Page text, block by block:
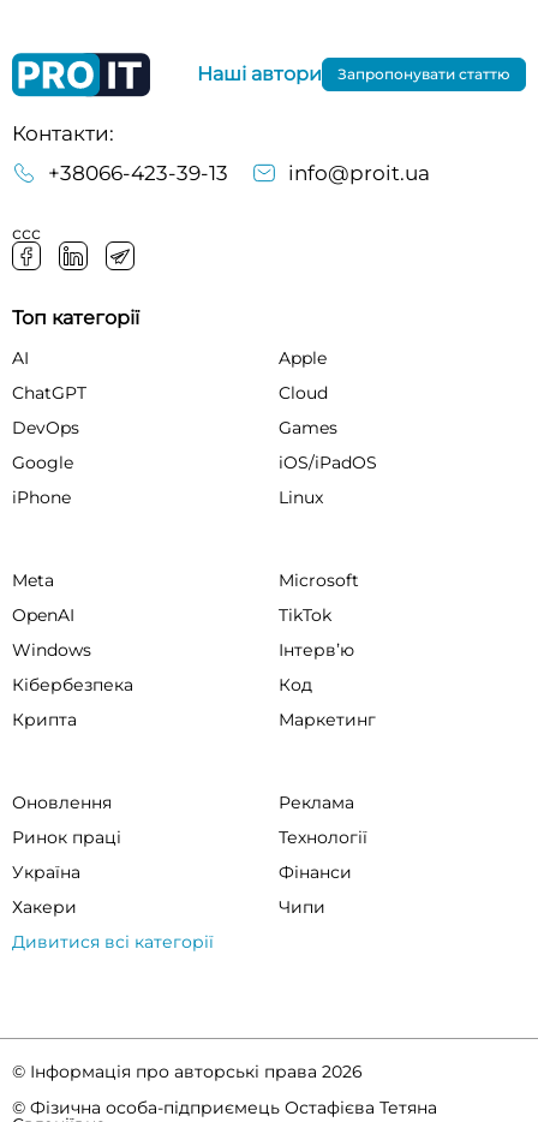
Контакти:
+38066-423-39-13
info@proit.ua
ссс
Наші автори Запропонувати статтю
Топ категорії
AI
Apple
ChatGPT
Cloud
DevOps
Games
Google
iOS/iPadOS
iPhone
Linux
Meta
Microsoft
OpenAI
TikTok
Windows
Інтервʼю
Кібербезпека
Код
Крипта
Маркетинг
Оновлення
Реклама
Ринок праці
Технології
Україна
Фінанси
Хакери
Чипи
Дивитися всі категорії
© Інформація про авторські права 2026
© Фізична особа-підприємець Остафієва Тетяна